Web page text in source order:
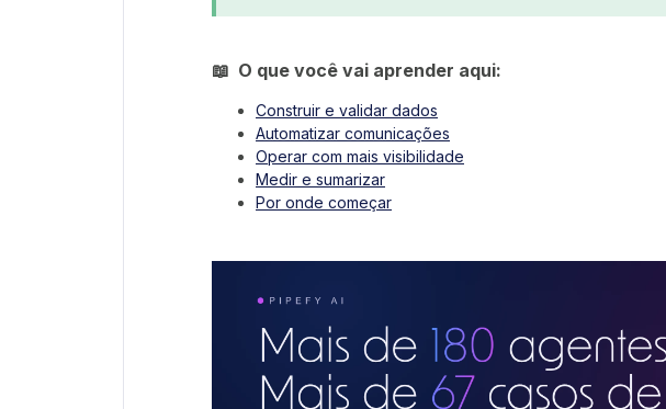
📖 O que você vai aprender aqui:
Construir e validar dados
Automatizar comunicações
Operar com mais visibilidade
Medir e sumarizar
Por onde começar